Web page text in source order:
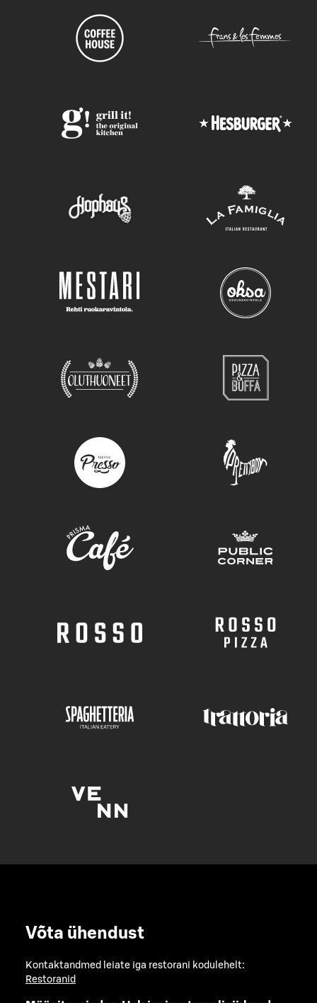
Võta ühendust
Kontaktandmed leiate iga restorani kodulehelt:
Restoranid